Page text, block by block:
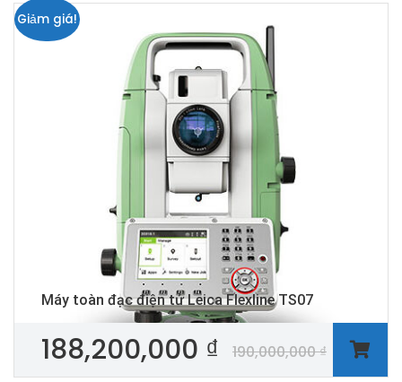
Giảm giá!
Máy toàn đạc điện tử Leica Flexline TS07
190,000,000₫
188,200,000 ₫